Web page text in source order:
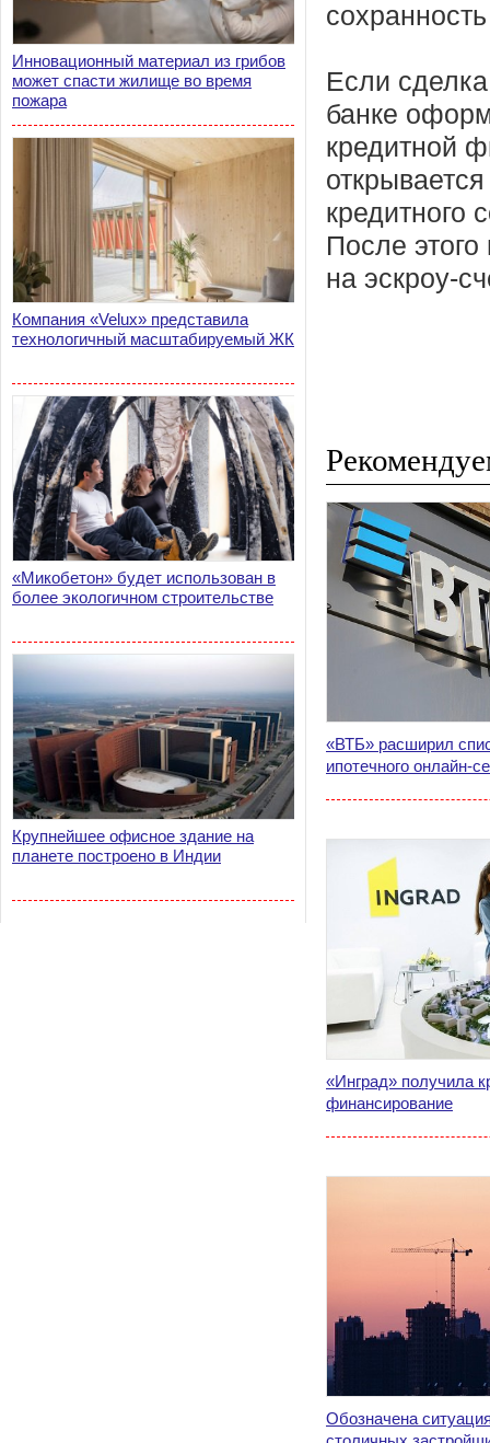
Инновационный материал из грибов
может спасти жилище во время
пожара
Компания «Velux» представила
технологичный масштабируемый ЖК
«Микобетон» будет использован в
более экологичном строительстве
Крупнейшее офисное здание на
планете построено в Индии
Если
банке
кредитной
кредитного
После
на эскроу-
«ВТБ» расширил
ипотечного онлайн-
«Инград» получила
финансирование
Обозначена